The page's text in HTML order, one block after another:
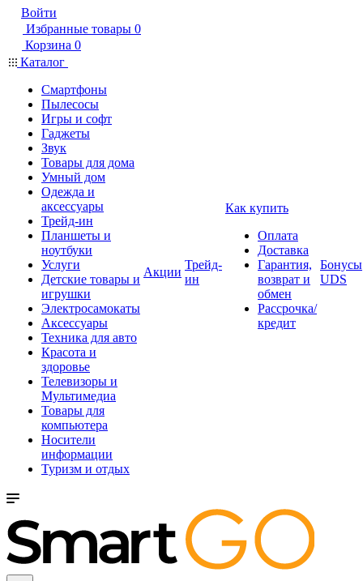
Войти
Избранные товары 0
Корзина 0
Каталог
Смартфоны
Пылесосы
Игры и софт
Гаджеты
Звук
Товары для дома
Умный дом
Одежда и
аксессуары
Трейд-ин
Планшеты и
ноутбуки
Услуги
Детские товары и
игрушки
Электросамокаты
Аксессуары
Техника для авто
Красота и
здоровье
Телевизоры и
Мультимедиа
Товары для
компьютера
Носители
информации
Туризм и отдых
Акции
Трейд-
ин
Как купить
Оплата
Доставка
Гарантия,
возврат и
обмен
Рассрочка/
кредит
Бонусы
UDS